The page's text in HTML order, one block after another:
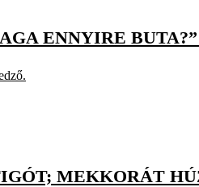
ENNYIRE
MEKKORÁT